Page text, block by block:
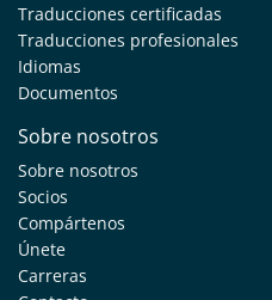
Traducciones certificadas
Traducciones profesionales
Idiomas
Documentos
Sobre nosotros
Sobre nosotros
Socios
Compártenos
Únete
Carreras